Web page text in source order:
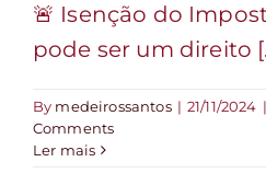
🚨 Isenção do
pode ser um direito
By medeirossantos | 21/11/2024 |
Comments
Ler mais